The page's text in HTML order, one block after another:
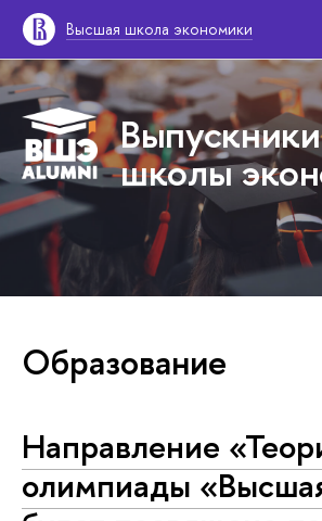
Высшая школа экономики
школы
Образование
Направление
олимпиады